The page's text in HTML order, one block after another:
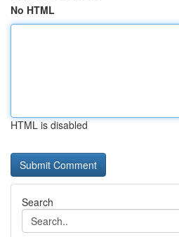
No HTML
HTML is disabled
Search